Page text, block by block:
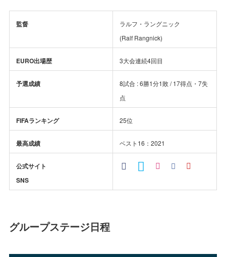
監督
ラルフ・ラングニック
(Ralf Rangnick)
EURO出場歴 3大会連続4回目
予選成績
8試合 : 6勝1分1敗 / 17得点・7失
点
FIFAランキング 25位
最高成績 ベスト16：2021
公式サイト
SNS
グループステージ日程